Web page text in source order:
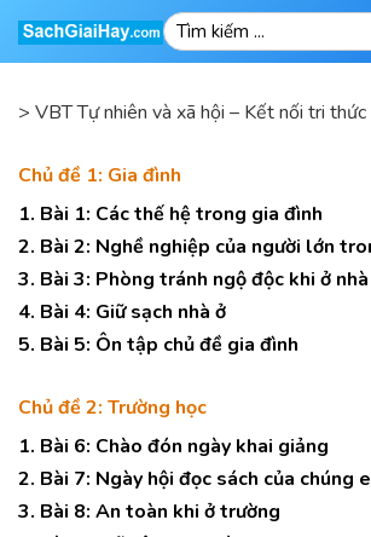
> VBT Tự nhiên và xã hội – Kết nối tri thức
Chủ đề 1: Gia đình
1. Bài 1: Các thế hệ trong gia đình
2. Bài 2: Nghề nghiệp của người lớn
3. Bài 3: Phòng tránh ngộ độc khi ở nhà
4. Bài 4: Giữ sạch nhà ở
5. Bài 5: Ôn tập chủ đề gia đình
Chủ đề 2: Trường học
1. Bài 6: Chào đón ngày khai giảng
2. Bài 7: Ngày hội đọc sách của chúng
3. Bài 8: An toàn khi ở trường